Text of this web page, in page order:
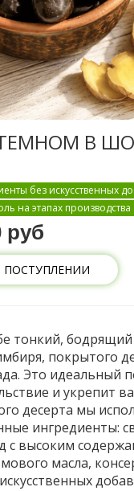
В
без искусственных
на этапах производства
руб
тонкий, бодрящий
покрытого
Это идеальный
и укрепит
десерта мы
ингредиенты:
с высоким
масла,